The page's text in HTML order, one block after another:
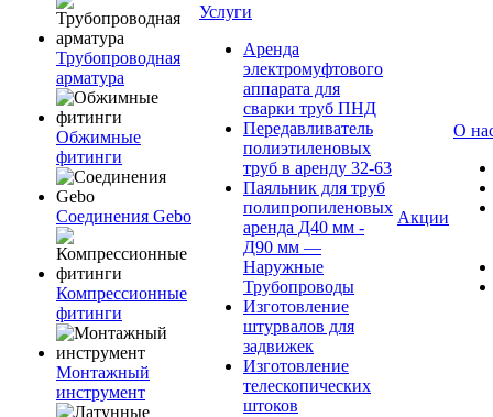
Трубопроводная
арматура
Обжимные
фитинги
Соединения Gebo
Компрессионные
фитинги
Монтажный
инструмент
Услуги
Аренда
электромуфтового
аппарата для
сварки труб ПНД
Передавливатель
полиэтиленовых
труб в аренду 32-63
Паяльник для труб
полипропиленовых
аренда Д40 мм -
Д90 мм —
Наружные
Трубопроводы
Изготовление
штурвалов для
задвижек
Изготовление
телескопических
штоков
Акции
О